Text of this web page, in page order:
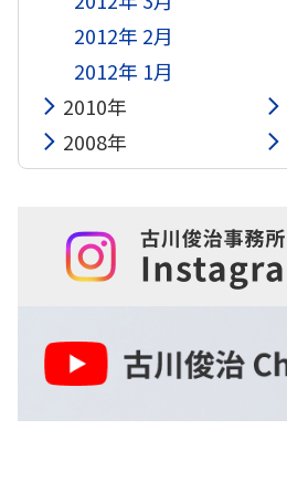
2012年 2月
2012年 1月
2010年
2008年